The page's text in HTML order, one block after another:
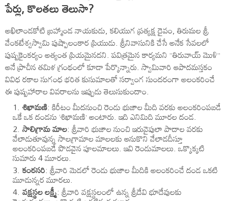
పేర్లు, కొలతలు తెలుసా?
అఖిలాండకోటి బ్రహ్మాండ నాయకుడు, కలియుగ ప్రత్యక్ష దైవం, తిరుమల శ్రీ
వేంకటేశ్వస్వామి పుష్పాలంకార ప్రియుడు. శ్రీనివాసునికి చేసే అనేక సేవలలో
పుష్పకైంకర్యం అత్యంత ప్రియమైనదని. పవిత్రమైన కార్యమని ”తిరువాయ్‌ మొళి”
అనే ప్రాచీన తమిళ గ్రంథంలో కూడా పేర్కొన్నారు. స్వామివారి ఆపాదమస్తకం
వివిధ రకాల సుగంధ భరిత కుసుమాలతో సర్వాంగ సుందరంగా అలంకరించే
ఈ పుష్పహారాల వివరాలను ఇప్పుడు తెలుసుకుందాం.
శిఖామణి: కిరీటం మీదనుంచి రెండు భుజాల మీది వరకు అలంకరింపబడే
ఒకే ఒక దండను ‘శిఖామణి’ అంటారు. ఇది ఎనిమిది మూరల దండ.
సాలిగ్రామ మాల: శ్రీవారి భుజాల నుంచి ఇరువైపులా పాదాల వరకు
వేలాడుతూవున్న సాలగ్రామాల మాలలకు ఆనుకొని వేలాడదీస్తూ
అలంకరింపబడే పొడవైన పూలమాలలు. ఇవి రెండుమాలలు. ఒక్కొక్కటి
సుమారు 4 మూరలు.
కంఠసరి: శ్రీవారి మెడలో రెండు భుజాల మీదికి అలంకరించే దండ ఒకటి
మూడున్నర మూరలు.
వక్షస్థల లక్ష్మీ: శ్రీవారి వక్షస్థలంలో ఉన్న శ్రీదేవి భూదేవులకు